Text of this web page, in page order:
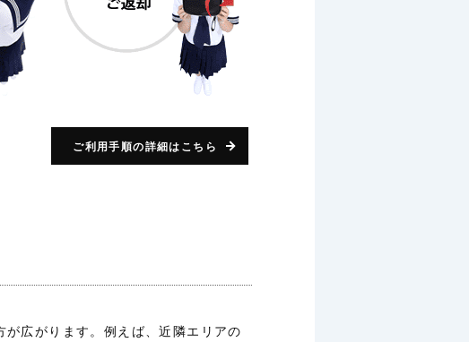
ご利用手順の詳細はこちら
広がります。例えば、近隣エリアの